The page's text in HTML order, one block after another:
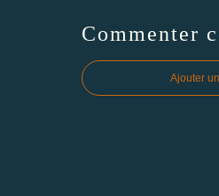
Commenter
Ajouter